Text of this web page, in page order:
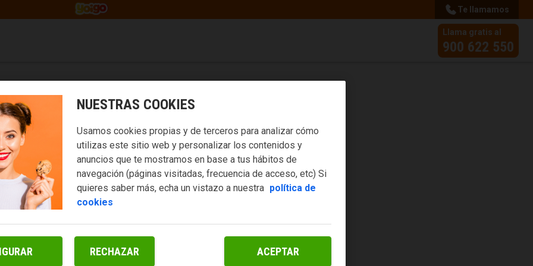
Te llamamos
Llama gratis al
900 622 550
NUESTRAS COOKIES
Usamos cookies propias y de terceros para analizar cómo
utilizas este sitio web y personalizar los contenidos y
anuncios que te mostramos en base a tus hábitos de
navegación (páginas visitadas, frecuencia de acceso, etc) Si
quieres saber más, echa un vistazo a nuestra política de
cookies
RECHAZAR ACEPTAR